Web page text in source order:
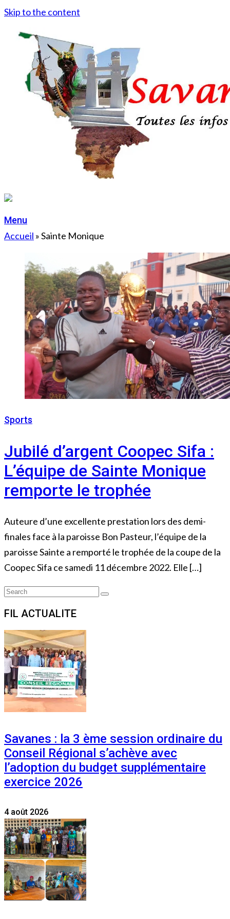
Skip to the content
Menu
Accueil »Sainte Monique
Sports
Jubilé d’argent Coopec Sifa :
L’équipe de Sainte Monique
remporte le trophée
Auteure d’une excellente prestation lors des demi-
finales face à la paroisse Bon Pasteur, l’équipe de la
paroisse Sainte a remporté le trophée de la coupe de la
Coopec Sifa ce samedi 11 décembre 2022. Elle […]
Search
Search
FIL ACTUALITE
Savanes : la 3 ème session ordinaire du
Conseil Régional s’achève avec
l’adoption du budget supplémentaire
exercice 2026
4 août 2026